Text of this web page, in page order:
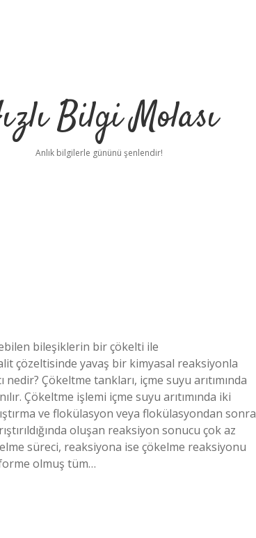
Bilgi Molası
Anlık bilgilerle gününü şenlendir!
bileşiklerin bir çökelti ile
çözeltisinde yavaş bir kimyasal reaksiyonla
Çökeltme tankları, içme suyu arıtımında
Çökeltme işlemi içme suyu arıtımında iki
ve flokülasyon veya flokülasyondan sonra
oluşan reaksiyon sonucu çok az
süreci, reaksiyona ise çökelme reaksiyonu
olmuş tüm…